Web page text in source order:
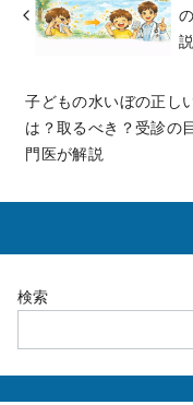
説
子どもの水いぼの正し
は？取るべき？受診の
門医が解説
検索